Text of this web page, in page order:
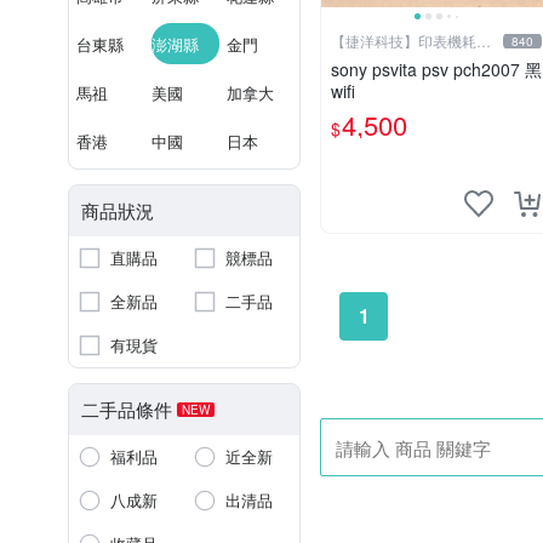
台東縣 澎湖縣 金門
馬祖 美國 加拿大
香港 中國 日本
商品狀況
直購品
競標品
全新品
二手品
有現貨
二手品條件 NEW
福利品
近全新
八成新
出清品
【捷洋科技】印表機耗材
專賣
840
sony psvita psv pch2007 黑
wifi
$4,500
1